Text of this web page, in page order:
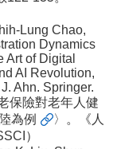
Lung Chao,
Dynamics
Art of Digital
AI Revolution,
Ahn. Springer.
保險對老年人健
為例
〉。《人
）